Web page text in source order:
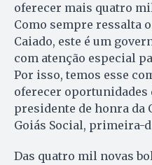
oferecer mais quatro
Como sempre ressalta
Caiado, este é um
com atenção especial
Por isso, temos esse
oferecer oportunidades
presidente de honra da
Goiás Social, primeira-
Das quatro mil novas